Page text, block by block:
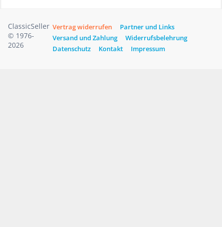
ClassicSeller
© 1976-
2026
Vertrag widerrufen
Partner und Links
Versand und Zahlung
Widerrufsbelehrung
Datenschutz
Kontakt Impressum